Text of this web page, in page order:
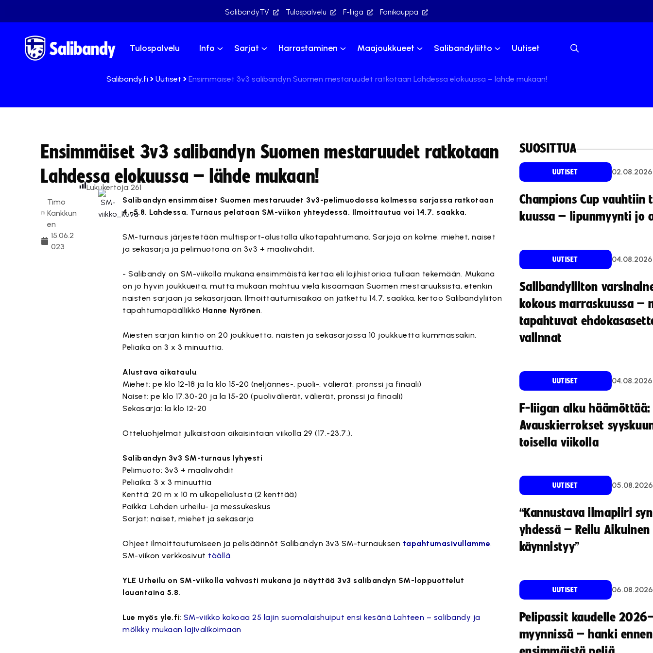
SalibandyTV Tulospalvelu F-liiga Fanikauppa
Tulospalvelu Info Sarjat Harrastaminen Maajoukkueet Salibandyliitto Uutiset
Salibandy.fi Uutiset Ensimmäiset 3v3 salibandyn Suomen mestaruudet ratkotaan Lahdessa elokuussa – lähde mukaan!
Ensimmäiset 3v3 salibandyn Suomen mestaruudet ratkotaan
Lahdessa elokuussa – lähde mukaan!
Timo
Kankkun
en
15.06.2
023
Lukukertoja:261
Salibandyn ensimmäiset Suomen mestaruudet 3v3-pelimuodossa kolmessa sarjassa ratkotaan
4.-5.8. Lahdessa. Turnaus pelataan SM-viikon yhteydessä. Ilmoittautua voi 14.7. saakka.
SM-turnaus järjestetään multisport-alustalla ulkotapahtumana. Sarjoja on kolme: miehet, naiset
ja sekasarja ja pelimuotona on 3v3 + maalivahdit.
- Salibandy on SM-viikolla mukana ensimmäistä kertaa eli lajihistoriaa tullaan tekemään. Mukana
on jo hyvin joukkueita, mutta mukaan mahtuu vielä kisaamaan Suomen mestaruuksista, etenkin
naisten sarjaan ja sekasarjaan. Ilmoittautumisaikaa on jatkettu 14.7. saakka, kertoo Salibandyliiton
tapahtumapäällikkö Hanne Nyrönen.
Miesten sarjan kiintiö on 20 joukkuetta, naisten ja sekasarjassa 10 joukkuetta kummassakin.
Peliaika on 3 x 3 minuuttia.
Alustava aikataulu:
Miehet: pe klo 12-18 ja la klo 15-20 (neljännes-, puoli-, välierät, pronssi ja finaali)
Naiset: pe klo 17.30-20 ja la 15-20 (puolivälierät, välierät, pronssi ja finaali)
Sekasarja: la klo 12-20
Otteluohjelmat julkaistaan aikaisintaan viikolla 29 (17.-23.7.).
Salibandyn 3v3 SM-turnaus lyhyesti
Pelimuoto: 3v3 + maalivahdit
Peliaika: 3 x 3 minuuttia
Kenttä: 20 m x 10 m ulkopelialusta (2 kenttää)
Paikka: Lahden urheilu- ja messukeskus
Sarjat: naiset, miehet ja sekasarja
Ohjeet ilmoittautumiseen ja pelisäännöt Salibandyn 3v3 SM-turnauksen tapahtumasivullamme.
SM-viikon verkkosivut täällä.
YLE Urheilu on SM-viikolla vahvasti mukana ja näyttää 3v3 salibandyn SM-loppuottelut
lauantaina 5.8.
Lue myös yle.fi: SM-viikko kokoaa 25 lajin suomalaishuiput ensi kesänä Lahteen – salibandy ja
mölkky mukaan lajivalikoimaan
SUOSITTUA
UUTISET 02.08.2026
Champions Cup vauhtiin
kuussa – lipunmyynti jo
UUTISET 04.08.2026
Salibandyliiton
kokous marraskuussa –
tapahtuvat
valinnat
UUTISET 04.08.2026
F-liigan alku häämöttää:
Avauskierrokset
toisella viikolla
UUTISET 05.08.2026
“Kannustava ilmapiiri
yhdessä – Reilu
käynnistyy”
UUTISET 06.08.2026
Pelipassit kaudelle
myynnissä – hanki ennen